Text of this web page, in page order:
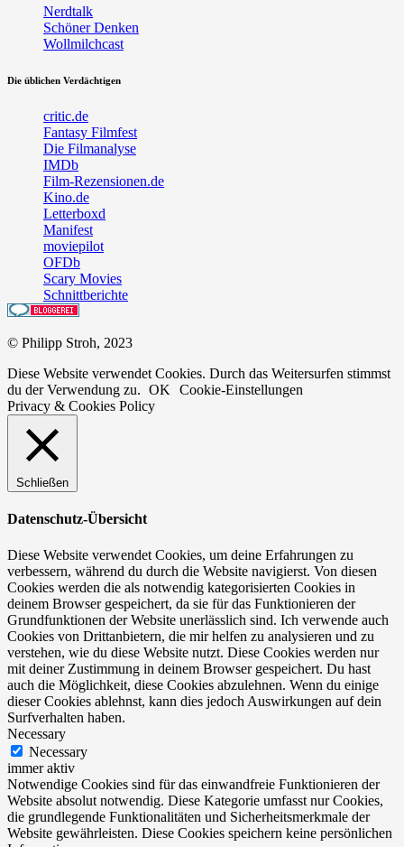
Nerdtalk
Schöner Denken
Wollmilchcast
Die üblichen Verdächtigen
critic.de
Fantasy Filmfest
Die Filmanalyse
IMDb
Film-Rezensionen.de
Kino.de
Letterboxd
Manifest
moviepilot
OFDb
Scary Movies
Schnittberichte
© Philipp Stroh, 2023
Diese Website verwendet Cookies. Durch das Weitersurfen stimmst
du der Verwendung zu. OK
Cookie-Einstellungen
Privacy & Cookies Policy
Schließen
Datenschutz-Übersicht
Diese Website verwendet Cookies, um deine Erfahrungen zu
verbessern, während du durch die Website navigierst. Von diesen
Cookies werden die als notwendig kategorisierten Cookies in
deinem Browser gespeichert, da sie für das Funktionieren der
Grundfunktionen der Website unerlässlich sind. Ich verwende auch
Cookies von Drittanbietern, die mir helfen zu analysieren und zu
verstehen, wie du diese Website nutzt. Diese Cookies werden nur
mit deiner Zustimmung in deinem Browser gespeichert. Du hast
auch die Möglichkeit, diese Cookies abzulehnen. Wenn du einige
dieser Cookies ablehnst, kann dies jedoch Auswirkungen auf dein
Surfverhalten haben.
Necessary
Necessary
immer aktiv
Notwendige Cookies sind für das einwandfreie Funktionieren der
Website absolut notwendig. Diese Kategorie umfasst nur Cookies,
die grundlegende Funktionalitäten und Sicherheitsmerkmale der
Website gewährleisten. Diese Cookies speichern keine persönlichen